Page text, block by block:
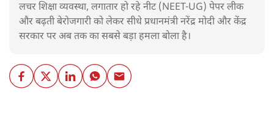
लचर शिक्षा व्यवस्था, लगातार हो रहे नीट (NEET-UG) पेपर लीक
और बढ़ती बेरोजगारी को लेकर सीधे प्रधानमंत्री नरेंद्र मोदी और केंद्र
सरकार पर अब तक का सबसे बड़ा हमला बोला है।